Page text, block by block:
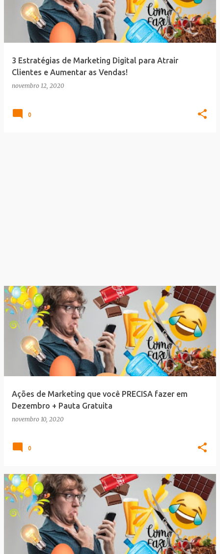
3 Estratégias de Marketing Digital para Atrair
Clientes e Aumentar as Vendas!
novembro 12, 2020
0
Ações de Marketing que você PRECISA fazer em
Dezembro + Pauta Gratuita
novembro 10, 2020
0